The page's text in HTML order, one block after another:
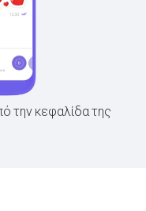
την κεφαλίδα της